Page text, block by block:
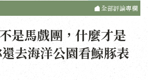
全部評論專欄
是馬戲團，什麼才是
去海洋公園看鯨豚表